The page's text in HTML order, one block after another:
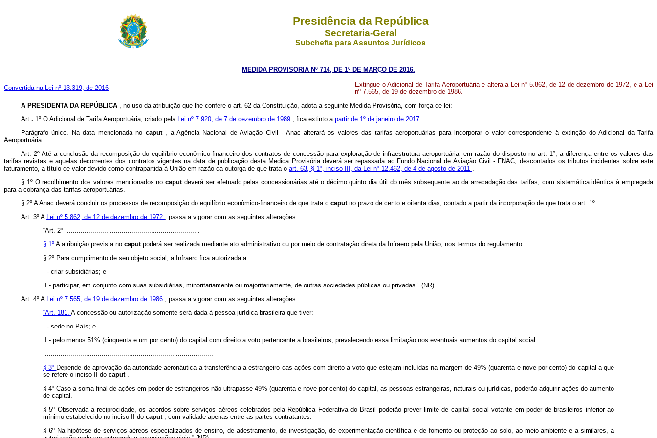
Presidência da República
Secretaria-Geral
Subchefia para Assuntos Jurídicos
MEDIDA PROVISÓRIA Nº 714, DE 1º DE MARÇO DE 2016.
Convertida na Lei nº 13.319, de 2016
Extingue o Adicional de Tarifa Aeroportuária e altera a Lei nº 5.862, de 12 de dezembro de 1972, e a Lei
nº 7.565, de 19 de dezembro de 1986.
A PRESIDENTA DA REPÚBLICA , no uso da atribuição que lhe confere o art. 62 da Constituição, adota a seguinte Medida Provisória, com força de lei:
Art . 1º O Adicional de Tarifa Aeroportuária, criado pela Lei nº 7.920, de 7 de dezembro de 1989 , fica extinto a partir de 1º de janeiro de 2017 .
Parágrafo único. Na data mencionada no caput , a Agência Nacional de Aviação Civil - Anac alterará os valores das tarifas aeroportuárias para incorporar o valor correspondente à extinção do Adicional da Tarifa
Aeroportuária.
Art. 2º Até a conclusão da recomposição do equilíbrio econômico-financeiro dos contratos de concessão para exploração de infraestrutura aeroportuária, em razão do disposto no art. 1º, a diferença entre os valores das
tarifas revistas e aquelas decorrentes dos contratos vigentes na data de publicação desta Medida Provisória deverá ser repassada ao Fundo Nacional de Aviação Civil - FNAC, descontados os tributos incidentes sobre este
faturamento, a título de valor devido como contrapartida à União em razão da outorga de que trata o art. 63, § 1º, inciso III, da Lei nº 12.462, de 4 de agosto de 2011 .
§ 1º O recolhimento dos valores mencionados nocaputdeverá ser efetuado pelas concessionárias até o décimo quinto dia útil do mês subsequente ao da arrecadação das tarifas, com sistemática idêntica à empregada
para a cobrança das tarifas aeroportuárias.
§ 2º A Anac deverá concluir os processos de recomposição do equilíbrio econômico-financeiro de que trata o caput no prazo de cento e oitenta dias, contado a partir da incorporação de que trata o art. 1º.
Art. 3º A Lei nº 5.862, de 12 de dezembro de 1972 , passa a vigorar com as seguintes alterações:
“Art. 2º .....................................................................
§ 1º A atribuição prevista no caput poderá ser realizada mediante ato administrativo ou por meio de contratação direta da Infraero pela União, nos termos do regulamento.
§ 2º Para cumprimento de seu objeto social, a Infraero fica autorizada a:
I - criar subsidiárias; e
II - participar, em conjunto com suas subsidiárias, minoritariamente ou majoritariamente, de outras sociedades públicas ou privadas.” (NR)
Art. 4º A Lei nº 7.565, de 19 de dezembro de 1986 , passa a vigorar com as seguintes alterações:
“Art. 181. A concessão ou autorização somente será dada à pessoa jurídica brasileira que tiver:
I - sede no País; e
II - pelo menos 51% (cinquenta e um por cento) do capital com direito a voto pertencente a brasileiros, prevalecendo essa limitação nos eventuais aumentos do capital social.
.......................................................................................
§ 3º Depende de aprovação da autoridade aeronáutica a transferência a estrangeiro das ações com direito a voto que estejam incluídas na margem de 49% (quarenta e nove por cento) do capital a que
se refere o inciso II do caput .
§ 4º Caso a soma final de ações em poder de estrangeiros não ultrapasse 49% (quarenta e nove por cento) do capital, as pessoas estrangeiras, naturais ou jurídicas, poderão adquirir ações do aumento
de capital.
§ 5º Observada a reciprocidade, os acordos sobre serviços aéreos celebrados pela República Federativa do Brasil poderão prever limite de capital social votante em poder de brasileiros inferior ao
mínimo estabelecido no inciso II do caput , com validade apenas entre as partes contratantes.
§ 6º Na hipótese de serviços aéreos especializados de ensino, de adestramento, de investigação, de experimentação científica e de fomento ou proteção ao solo, ao meio ambiente e a similares, a